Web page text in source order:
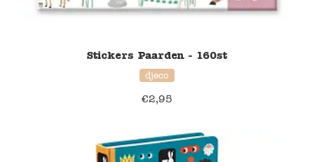
Stickers Paarden - 160st
djeco
€2,95